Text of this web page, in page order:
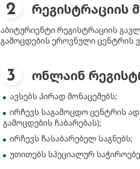
რეგისტრაციის
აბიტურიენტი რეგისტრაციის
გამოცდების ეროვნული ცენტრის
ონლაინ
ავსებს პირად მონაცემებს;
ირჩევს საგამოცდო ცენტრის
გამოცდების ჩაბარებას);
ირჩევს ჩასაბარებელ საგნებს;
უთითებს სპეციალურ